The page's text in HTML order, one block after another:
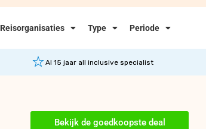
Reisorganisaties Type Periode
Al 15 jaar all inclusive specialist
Bekijk de goedkoopste deal